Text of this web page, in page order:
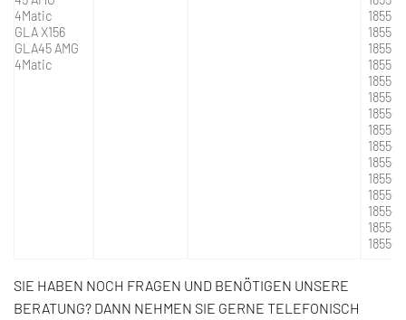
4Matic
GLA X156
GLA45 AMG
4Matic
1855
1855
1855
1855
1855
1855
1855-
1855-
1855-
1855-
1855-
1855-
1855-
1855-
1855-
SIE HABEN NOCH FRAGEN UND BENÖTIGEN UNSERE
BERATUNG? DANN NEHMEN SIE GERNE TELEFONISCH